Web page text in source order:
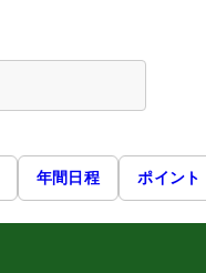
年間日程 ポイント